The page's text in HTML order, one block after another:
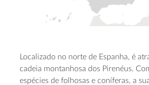
Localizado no norte de Espanha, é
cadeia montanhosa dos Pirenéus.
espécies de folhosas e coníferas, a